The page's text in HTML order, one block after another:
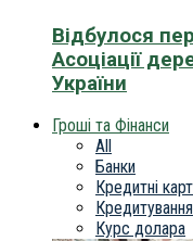
Відбулося
Асоціації
України
Гроші та Фінанси
All
Банки
Кредитні
Кредитування
Курс долара